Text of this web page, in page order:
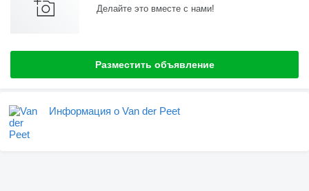
Делайте это вместе с нами!
Разместить объявление
Информация о Van der Peet